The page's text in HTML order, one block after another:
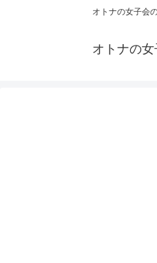
オトナの女子会
オトナの女